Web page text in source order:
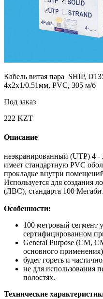
Кабель витая пара SHIP,
4x2x1/0.51мм, PVC, 305 м/б
Под заказ
222 KZT
Описание
неэкранированный (UTP) 4 -
имеет стандартную PVC
прокладке внутри
Используется для создания
(ЛВС), стандарта 100
Особенности:
100 метровый сегмент
сертифицированном
General Purpose (CM,
основного
будет гореть и
не для использования
полостях.
Технические